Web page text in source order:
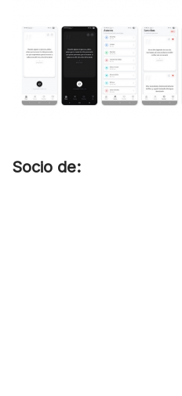
Socio de: